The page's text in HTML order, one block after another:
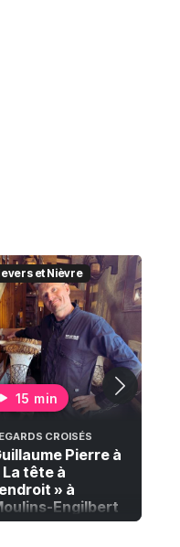
et Nièvre
15 min
CROISÉS
Pierre à
La tête à
» à
Engilbert